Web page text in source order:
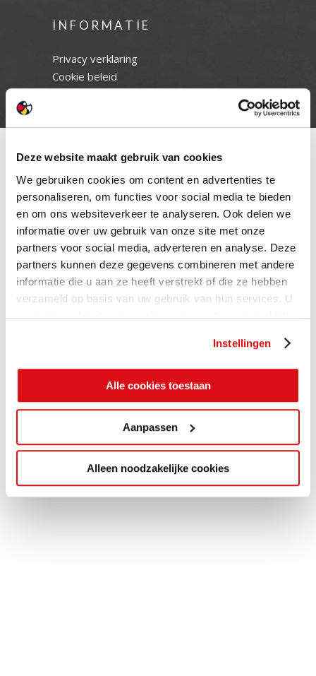
Deze website maakt gebruik van cookies
We gebruiken cookies om content en advertenties te
personaliseren, om functies voor social media te bieden
en om ons websiteverkeer te analyseren. Ook delen we
informatie over uw gebruik van onze site met onze
partners voor social media, adverteren en analyse. Deze
partners kunnen deze gegevens combineren met andere
informatie die u aan ze heeft verstrekt of die ze hebben
verzameld op basis van uw gebruik van hun services. U
gaat akkoord met onze cookies als u onze website blijft
Instellingen
Alle cookies toestaan
Aanpassen
Alleen noodzakelijke cookies
INFORMATIE
Privacy verklaring
Cookie beleid
Contact